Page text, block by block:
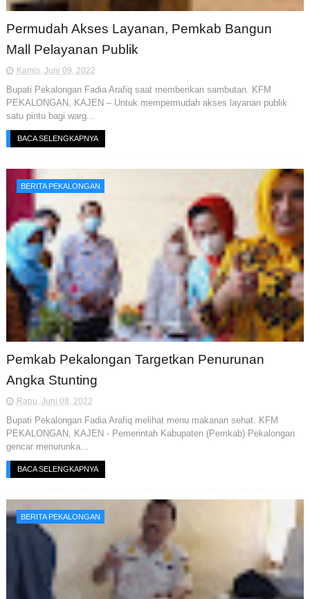
Permudah Akses Layanan, Pemkab Bangun
Mall Pelayanan Publik
Kamis, Juni 09, 2022
Bupati Pekalongan Fadia Arafiq saat memberikan sambutan. KFM
PEKALONGAN, KAJEN – Untuk mempermudah akses layanan publik
satu pintu bagi warg...
BACA SELENGKAPNYA
BERITA PEKALONGAN
Pemkab Pekalongan Targetkan Penurunan
Angka Stunting
Rabu, Juni 08, 2022
Bupati Pekalongan Fadia Arafiq melihat menu makanan sehat. KFM
PEKALONGAN, KAJEN - Pemerintah Kabupaten (Pemkab) Pekalongan
gencar menurunka...
BACA SELENGKAPNYA
BERITA PEKALONGAN